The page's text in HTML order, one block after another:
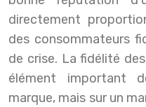
directement
des consommateurs
de crise. La fidélité
élément important
marque, mais sur un